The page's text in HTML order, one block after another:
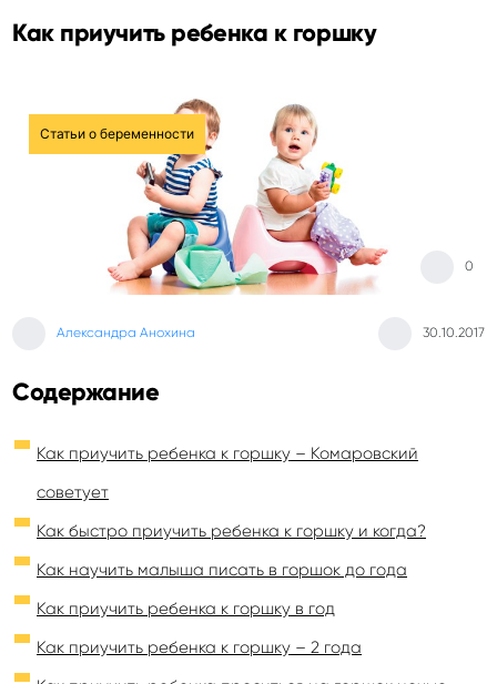
Как приучить ребенка к горшку
Статьи о беременности
Александра Анохина 30.10.2017
0
Содержание
Как приучить ребенка к горшку – Комаровский
советует
Как быстро приучить ребенка к горшку и когда?
Как научить малыша писать в горшок до года
Как приучить ребенка к горшку в год
Как приучить ребенка к горшку – 2 года